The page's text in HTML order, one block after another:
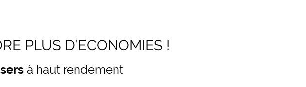
PLUS D’ECONOMIES !
à haut rendement